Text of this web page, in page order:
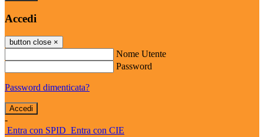
Accedi
button close ×
Nome Utente
Password
Password dimenticata?
-
Entra con SPID Entra con CIE